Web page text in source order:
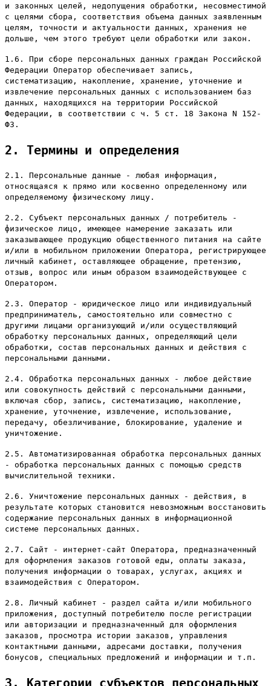
и законных целей, недопущения обработки, несовместимой
с целями сбора, соответствия объема данных заявленным
целям, точности и актуальности данных, хранения не
дольше, чем этого требуют цели обработки или закон.
1.6. При сборе персональных данных граждан Российской
Федерации Оператор обеспечивает запись,
систематизацию, накопление, хранение, уточнение и
извлечение персональных данных с использованием баз
данных, находящихся на территории Российской
Федерации, в соответствии с ч. 5 ст. 18 Закона N 152-
ФЗ.
2. Термины и определения
2.1. Персональные данные - любая информация,
относящаяся к прямо или косвенно определенному или
определяемому физическому лицу.
2.2. Субъект персональных данных / потребитель -
физическое лицо, имеющее намерение заказать или
заказывающее продукцию общественного питания на сайте
и/или в мобильном приложении Оператора, регистрирующее
личный кабинет, оставляющее обращение, претензию,
отзыв, вопрос или иным образом взаимодействующее с
Оператором.
2.3. Оператор - юридическое лицо или индивидуальный
предприниматель, самостоятельно или совместно с
другими лицами организующий и/или осуществляющий
обработку персональных данных, определяющий цели
обработки, состав персональных данных и действия с
персональными данными.
2.4. Обработка персональных данных - любое действие
или совокупность действий с персональными данными,
включая сбор, запись, систематизацию, накопление,
хранение, уточнение, извлечение, использование,
передачу, обезличивание, блокирование, удаление и
уничтожение.
2.5. Автоматизированная обработка персональных данных
- обработка персональных данных с помощью средств
вычислительной техники.
2.6. Уничтожение персональных данных - действия, в
результате которых становится невозможным восстановить
содержание персональных данных в информационной
системе персональных данных.
2.7. Сайт - интернет-сайт Оператора, предназначенный
для оформления заказов готовой еды, оплаты заказа,
получения информации о товарах, услугах, акциях и
взаимодействия с Оператором.
2.8. Личный кабинет - раздел сайта и/или мобильного
приложения, доступный потребителю после регистрации
или авторизации и предназначенный для оформления
заказов, просмотра истории заказов, управления
контактными данными, адресами доставки, получения
бонусов, специальных предложений и информации и т.п.